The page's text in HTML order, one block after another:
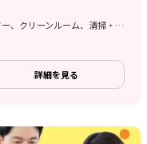
軽作業、検査、マシンオペレーター、クリーンルーム、清掃・洗浄、品質管理、メンテナンス・保全、立ち作業、インフラ管理（社員寮、備品等）
詳細を見る